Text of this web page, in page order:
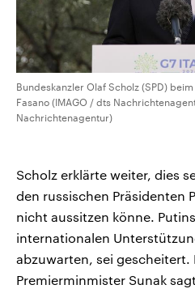
Bundeskanzler Olaf Scholz (SPD)
Fasano (IMAGO / dts
Nachrichtenagentur)
Scholz erklärte weiter, dies
den russischen Präsidenten
nicht aussitzen könne.
internationalen
abzuwarten, sei gescheitert.
Premierminmister Sunak